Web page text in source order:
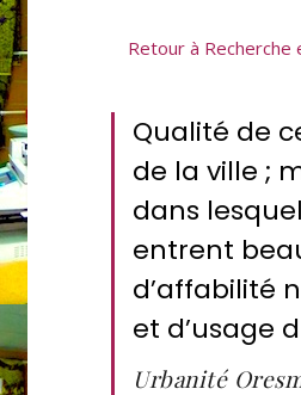
Retour à Recherche
Qualité de
de la ville ;
dans
entrent
d’affabilité
et d’usage
Urbanité